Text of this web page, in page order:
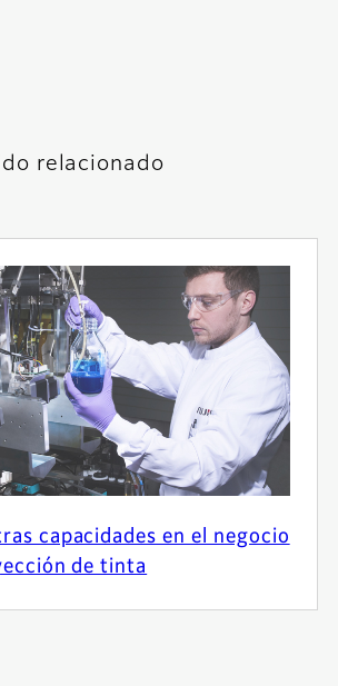
relacionado
capacidades en el negocio
de tinta